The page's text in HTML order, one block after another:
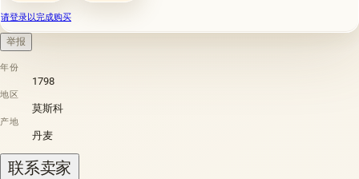
请登录以完成购买
举报
年份
1798
地区
莫斯科
产地
丹麦
联系卖家